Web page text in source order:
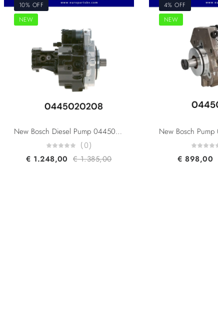
10% OFF
NEW
New Bosch Diesel Pump 0445020208 0445020075 0445020155 0445020051 07W130105 07W130105A 51111037739 51111037792 51111037812 For MAN TGE
(0)
€ 1.248,00 €1.385,00
4% OFF
NEW
€ 898,00